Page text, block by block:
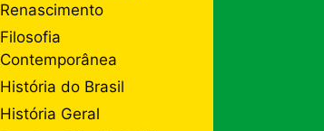
Renascimento
Filosofia
Contemporânea
História do Brasil
História Geral